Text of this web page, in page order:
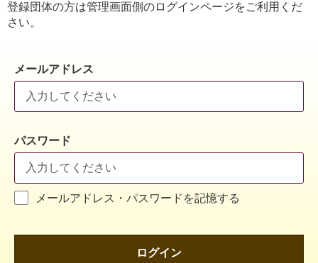
登録団体の方は管理画面側のログインページをご利用くだ
さい。
メールアドレス
パスワード
メールアドレス・パスワードを記憶する
ログイン